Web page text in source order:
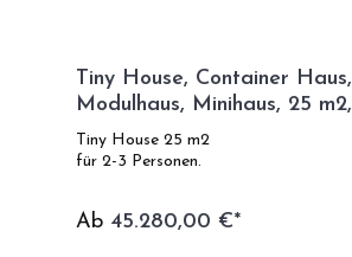
Tiny House, Container Haus,
Modulhaus, Minihaus, 25
Tiny House 25 m2
für 2-3 Personen.
Ab 45.280,00 €*